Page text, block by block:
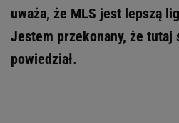
uważa, że MLS jest lepszą
Jestem przekonany, że tutaj
powiedział.